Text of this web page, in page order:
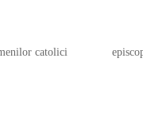
†
armenilor catolici